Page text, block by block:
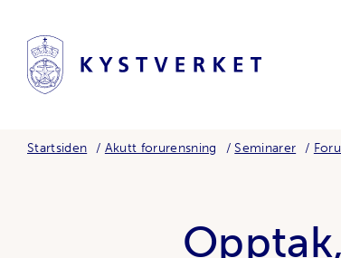
Startsiden Akutt forurensning Seminarer